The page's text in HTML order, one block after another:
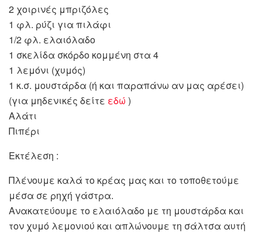
2 χοιρινές μπριζόλες
1 φλ. ρύζι για πιλάφι
1/2 φλ. ελαιόλαδο
1 σκελίδα σκόρδο κομμένη στα 4
1 λεμόνι (χυμός)
1 κ.σ. μουστάρδα (ή και παραπάνω αν μας αρέσει)
(για μηδενικές δείτε εδώ )
Αλάτι
Πιπέρι
Εκτέλεση :
Πλένουμε καλά το κρέας μας και το τοποθετούμε
μέσα σε ρηχή γάστρα.
Ανακατεύουμε το ελαιόλαδο με τη μουστάρδα και
τον χυμό λεμονιού και απλώνουμε τη σάλτσα αυτή